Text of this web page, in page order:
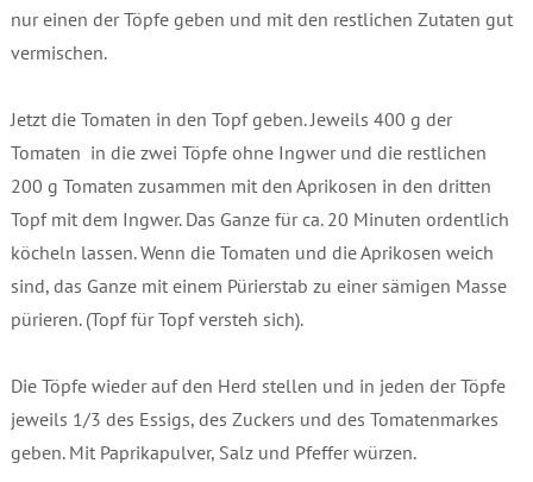
nur einen der Töpfe geben und mit den restlichen Zutaten gut
vermischen.
Jetzt die Tomaten in den Topf geben. Jeweils 400 g der
Tomaten in die zwei Töpfe ohne Ingwer und die restlichen
200 g Tomaten zusammen mit den Aprikosen in den dritten
Topf mit dem Ingwer. Das Ganze für ca. 20 Minuten ordentlich
köcheln lassen. Wenn die Tomaten und die Aprikosen weich
sind, das Ganze mit einem Pürierstab zu einer sämigen Masse
pürieren. (Topf für Topf versteh sich).
Die Töpfe wieder auf den Herd stellen und in jeden der Töpfe
jeweils 1/3 des Essigs, des Zuckers und des Tomatenmarkes
geben. Mit Paprikapulver, Salz und Pfeffer würzen.